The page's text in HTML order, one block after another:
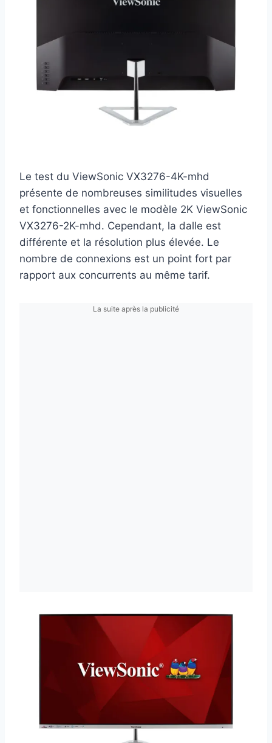
Le test du ViewSonic VX3276-4K-mhd
présente de nombreuses similitudes visuelles
et fonctionnelles avec le modèle 2K ViewSonic
VX3276-2K-mhd. Cependant, la dalle est
différente et la résolution plus élevée. Le
nombre de connexions est un point fort par
rapport aux concurrents au même tarif.
La suite après la publicité